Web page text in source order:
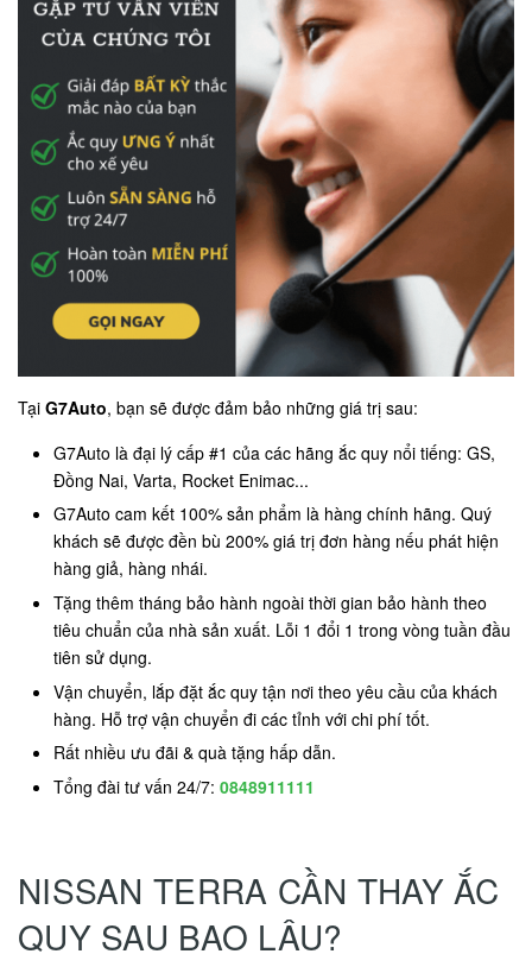
Tại G7Auto, bạn sẽ được đảm bảo những giá trị sau:
G7Auto là đại lý cấp #1 của các hãng ắc quy nổi tiếng: GS,
Đồng Nai, Varta, Rocket Enimac...
G7Auto cam kết 100% sản phẩm là hàng chính hãng. Quý
khách sẽ được đền bù 200% giá trị đơn hàng nếu phát hiện
hàng giả, hàng nhái.
Tặng thêm tháng bảo hành ngoài thời gian bảo hành theo
tiêu chuẩn của nhà sản xuất. Lỗi 1 đổi 1 trong vòng tuần đầu
tiên sử dụng.
Vận chuyển, lắp đặt ắc quy tận nơi theo yêu cầu của khách
hàng. Hỗ trợ vận chuyển đi các tỉnh với chi phí tốt.
Rất nhiều ưu đãi & quà tặng hấp dẫn.
Tổng đài tư vấn 24/7: 0848911111
NISSAN TERRA CẦN THAY ẮC
QUY SAU BAO LÂU?